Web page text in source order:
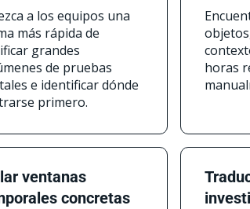
a los equipos una
más rápida de
grandes
de pruebas
e identificar dónde
primero.
horas
ventanas
concretas